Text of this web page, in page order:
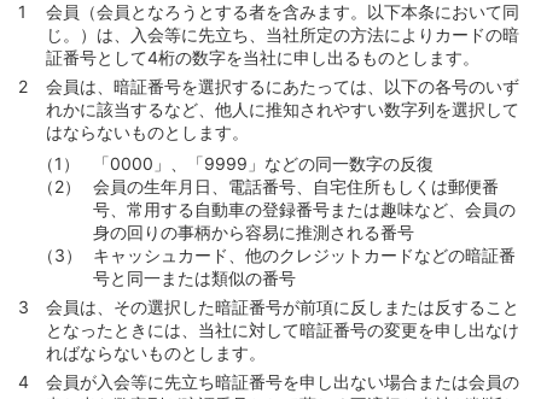
第104条 （ATM利用手数料の支払）
第4章 支払
第1節 締切日および約定支払日
第105条 （締切日および約定支払日）
第106条 （事務処理の都合による締切日および約定支払
日の変更）
第2節 約定支払日における支払
第107条 （ご利用明細の提供等）
第108条 （ご利用明細書の発行と発行手数料）
第109条 （口座振替による支払）
第110条 （再振替）
会員（会員となろうとする者を含みます。以下本条において同
じ。）は、入会等に先立ち、当社所定の方法によりカードの暗
証番号として4桁の数字を当社に申し出るものとします。
会員は、暗証番号を選択するにあたっては、以下の各号のいず
れかに該当するなど、他人に推知されやすい数字列を選択して
はならないものとします。
「0000」、「9999」などの同一数字の反復
会員の生年月日、電話番号、自宅住所もしくは郵便番
号、常用する自動車の登録番号または趣味など、会員の
身の回りの事柄から容易に推測される番号
キャッシュカード、他のクレジットカードなどの暗証番
号と同一または類似の番号
会員は、その選択した暗証番号が前項に反しまたは反すること
となったときには、当社に対して暗証番号の変更を申し出なけ
ればならないものとします。
会員が入会等に先立ち暗証番号を申し出ない場合または会員の